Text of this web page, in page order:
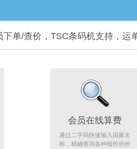
下单/查价，TSC条码机支持，运
会员在线算费
通过二字码快速输入国家名
称，精确查询各种报价的价